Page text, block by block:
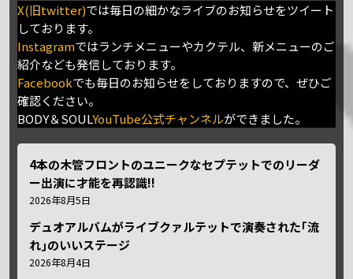
X(旧twitter)では毎日の細かなライブのお知らせをツイート
しております。
Instagramではランチメニューやカクテル、新メニューのご
紹介なども発信しております。
Facebookでも毎日のお知らせをしておりますので、ぜひご
確認ください。
BODY＆SOULYouTube公式チャンネルができました。
4本の木管フロントのユニークなセプテットでのリーダ
ー出演に才能を再認識!!
2026年8月5日
デュオアルバムがライブクァルテットで演奏された｢流
れ｣のいいステージ
2026年8月4日